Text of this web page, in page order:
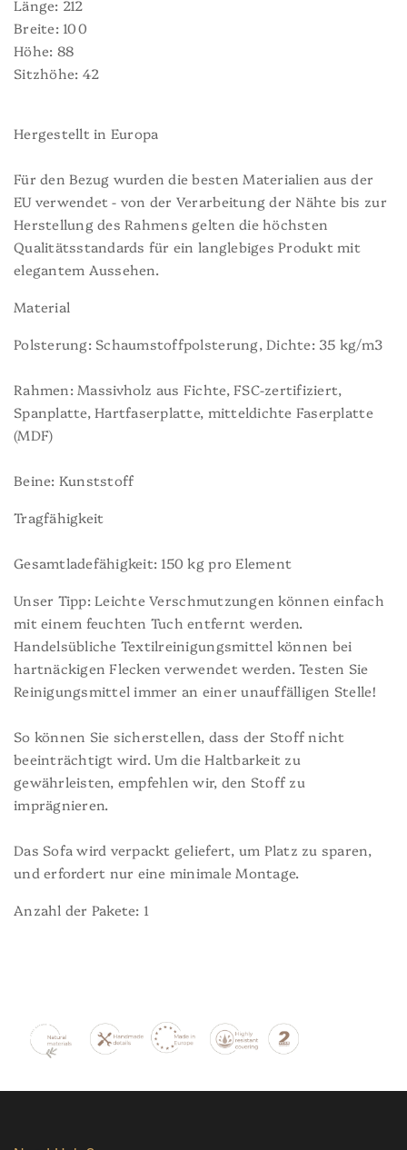
Länge: 212
Breite: 100
Höhe: 88
Sitzhöhe: 42
Hergestellt in Europa
Für den Bezug wurden die besten Materialien aus der
EU verwendet - von der Verarbeitung der Nähte bis zur
Herstellung des Rahmens gelten die höchsten
Qualitätsstandards für ein langlebiges Produkt mit
elegantem Aussehen.
Material
Polsterung: Schaumstoffpolsterung, Dichte: 35 kg/m3
Rahmen: Massivholz aus Fichte, FSC-zertifiziert,
Spanplatte, Hartfaserplatte, mitteldichte Faserplatte
(MDF)
Beine: Kunststoff
Tragfähigkeit
Gesamtladefähigkeit: 150 kg pro Element
Unser Tipp: Leichte Verschmutzungen können einfach
mit einem feuchten Tuch entfernt werden.
Handelsübliche Textilreinigungsmittel können bei
hartnäckigen Flecken verwendet werden. Testen Sie
Reinigungsmittel immer an einer unauffälligen Stelle!
So können Sie sicherstellen, dass der Stoff nicht
beeinträchtigt wird. Um die Haltbarkeit zu
gewährleisten, empfehlen wir, den Stoff zu
imprägnieren.
Das Sofa wird verpackt geliefert, um Platz zu sparen,
und erfordert nur eine minimale Montage.
Anzahl der Pakete: 1